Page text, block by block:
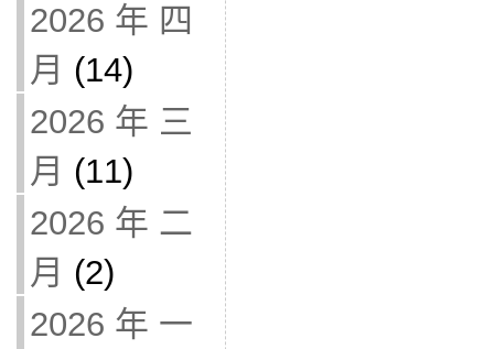
2026 年 四
月 (14)
2026 年 三
月 (11)
2026 年 二
月 (2)
2026 年 一